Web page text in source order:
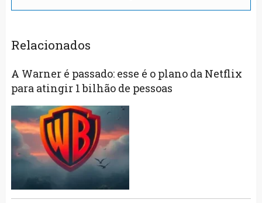
Relacionados
A Warner é passado: esse é o plano da Netflix
para atingir 1 bilhão de pessoas